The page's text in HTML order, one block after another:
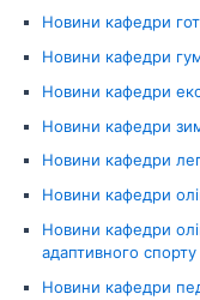
Новини кафедри
Новини кафедри
Новини кафедри
Новини кафедри
Новини кафедри
Новини кафедри
Новини кафедри
адаптивного спорту
Новини кафедри